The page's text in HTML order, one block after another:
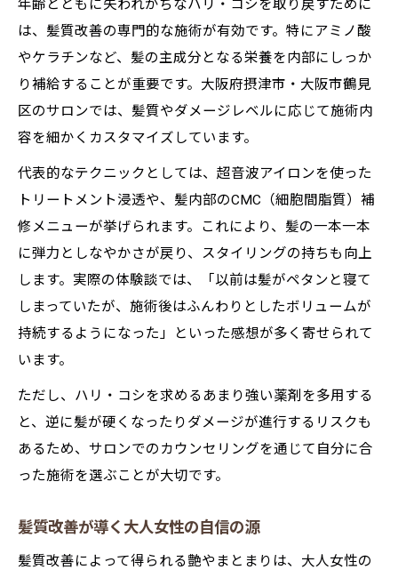
年齢とともに失われがちなハリ・コシを取り戻すために
は、髪質改善の専門的な施術が有効です。特にアミノ酸
やケラチンなど、髪の主成分となる栄養を内部にしっか
り補給することが重要です。大阪府摂津市・大阪市鶴見
区のサロンでは、髪質やダメージレベルに応じて施術内
容を細かくカスタマイズしています。
代表的なテクニックとしては、超音波アイロンを使った
トリートメント浸透や、髪内部のCMC（細胞間脂質）補
修メニューが挙げられます。これにより、髪の一本一本
に弾力としなやかさが戻り、スタイリングの持ちも向上
します。実際の体験談では、「以前は髪がペタンと寝て
しまっていたが、施術後はふんわりとしたボリュームが
持続するようになった」といった感想が多く寄せられて
います。
ただし、ハリ・コシを求めるあまり強い薬剤を多用する
と、逆に髪が硬くなったりダメージが進行するリスクも
あるため、サロンでのカウンセリングを通じて自分に合
った施術を選ぶことが大切です。
髪質改善が導く大人女性の自信の源
髪質改善によって得られる艶やまとまりは、大人女性の